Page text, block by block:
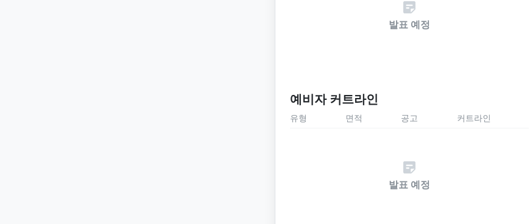
발표 예정
예비자 커트라인
유형 면적 공고 커트라인
발표 예정